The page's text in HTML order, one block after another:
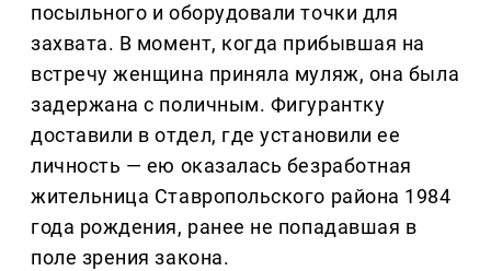
посыльного и оборудовали точки для
захвата. В момент, когда прибывшая на
встречу женщина приняла муляж, она была
задержана с поличным. Фигурантку
доставили в отдел, где установили ее
личность — ею оказалась безработная
жительница Ставропольского района 1984
года рождения, ранее не попадавшая в
поле зрения закона.